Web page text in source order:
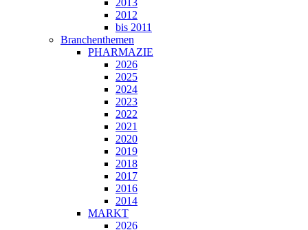
2013
2012
bis 2011
Branchenthemen
PHARMAZIE
2026
2025
2024
2023
2022
2021
2020
2019
2018
2017
2016
2014
MARKT
2026